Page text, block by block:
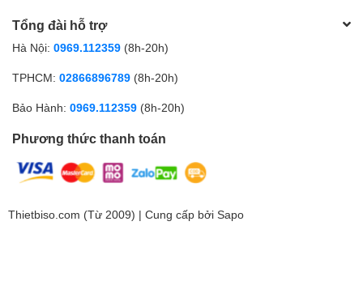
Tổng đài hỗ trợ
Hà Nội: 0969.112359 (8h-20h)
TPHCM: 02866896789 (8h-20h)
Bảo Hành: 0969.112359 (8h-20h)
Phương thức thanh toán
Thietbiso.com (Từ 2009) | Cung cấp bởi Sapo